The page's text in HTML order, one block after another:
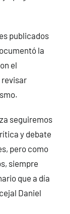
publicados
la
el
revisar
seguiremos
y debate
pero como
siempre
que a día
Daniel